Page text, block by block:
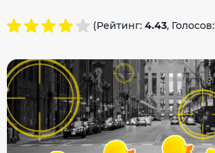
(Рейтинг: 4.43, Голосов: